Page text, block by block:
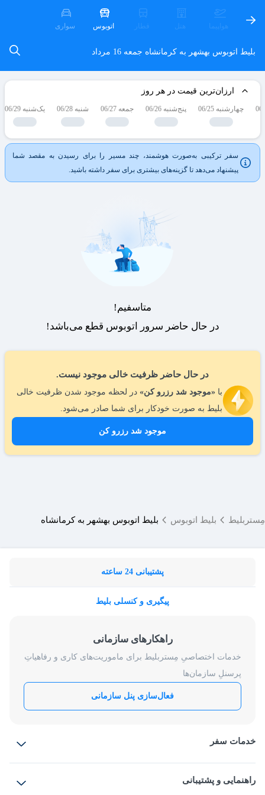
هواپیما هتل قطار اتوبوس سواری
بلیط اتوبوس بهشهر به کرمانشاه جمعه 16 مرداد
ارزان‌ترین قیمت در هر روز
چهارشنبه 06/25 پنج‌شنبه 06/26 جمعه 06/27 شنبه 06/28 یک‌شنبه 06/29
سفر ترکیبی به‌صورت هوشمند، چند مسیر را برای رسیدن به مقصد شما
پیشنهاد می‌دهد تا گزینه‌های بیشتری برای سفر داشته باشید.
در حال حاضر ظرفیت خالی موجود نیست.
با «موجود شد رزرو کن» در لحظه موجود شدن ظرفیت خالی
بلیط به صورت خودکار برای شما صادر می‌شود.
موجود شد رزرو کن
متاسفیم!
در حال حاضر سرور اتوبوس قطع می‌باشد!
مِستربلیط بلیط اتوبوس بلیط اتوبوس بهشهر به کرمانشاه
پشتیبانی 24 ساعته
پیگیری و کنسلی بلیط
راهکارهای سازمانی
خدمات اختصاصیِ مِستربلیط برای ماموریت‌های کاری و رفاهیاتِ
پرسنلِ سازمان‌ها
فعال‌سازی پنل سازمانی
خدمات سفر
بلیط قطار
راهنمایی و پشتیبانی